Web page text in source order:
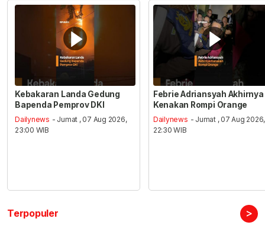
Kebakaran Landa Gedung
Bapenda Pemprov DKI
Dailynews - Jumat , 07 Aug 2026,
23:00 WIB
Febrie Adriansyah Akhirnya
Kenakan Rompi Orange
Dailynews - Jumat , 07 Aug 2026,
22:30 WIB
Terpopuler >